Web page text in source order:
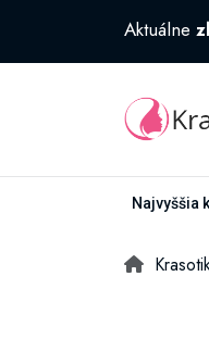
Aktuálne
Najvyššia